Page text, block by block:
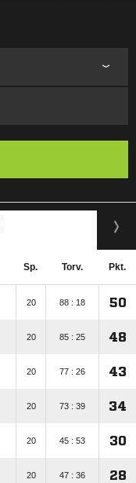
Sp. Torv. Pkt.
20 88 : 18 50
20 85 : 25 48
20 77 : 26 43
20 73 : 39 34
20 45 : 53 30
20 47 : 36 28